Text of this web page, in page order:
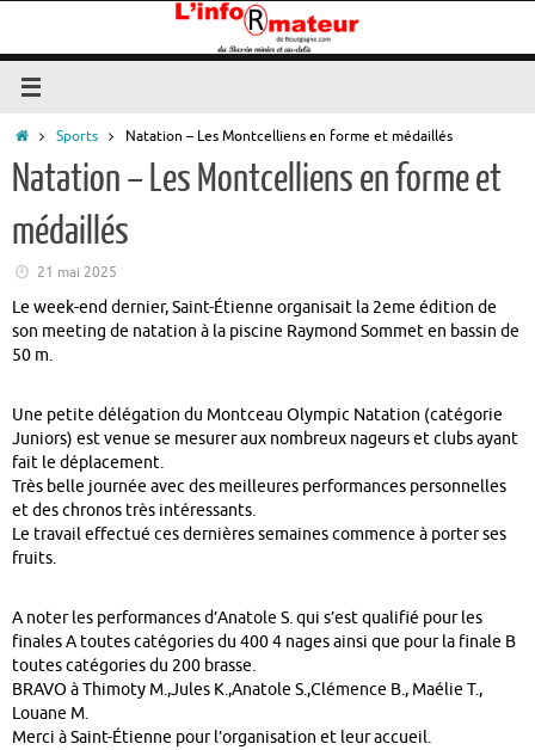
contenu
Accueil
Sports Natation – Les Montcelliens en forme et médaillés
Natation – Les Montcelliens en forme et
médaillés
21 mai 2025
Le week-end dernier, Saint-Étienne organisait la 2eme édition de
son meeting de natation à la piscine Raymond Sommet en bassin de
50 m.
Une petite délégation du Montceau Olympic Natation (catégorie
Juniors) est venue se mesurer aux nombreux nageurs et clubs ayant
fait le déplacement.
Très belle journée avec des meilleures performances personnelles
et des chronos très intéressants.
Le travail effectué ces dernières semaines commence à porter ses
fruits.
A noter les performances d’Anatole S. qui s’est qualifié pour les
finales A toutes catégories du 400 4 nages ainsi que pour la finale B
toutes catégories du 200 brasse.
BRAVO à Thimoty M.,Jules K.,Anatole S.,Clémence B., Maélie T.,
Louane M.
Merci à Saint-Étienne pour l’organisation et leur accueil.